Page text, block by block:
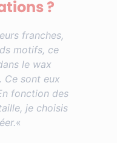
?
franches,
motifs, ce
le wax
Ce sont eux
fonction des
je choisis
«